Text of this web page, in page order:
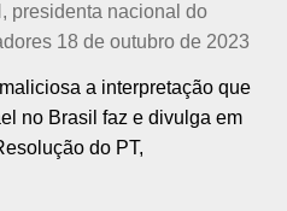
presidenta nacional do
18 de outubro de 2023
a interpretação que
no Brasil faz e divulga em
do PT,